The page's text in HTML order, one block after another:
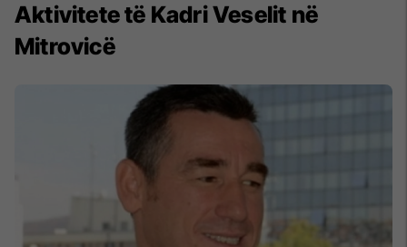
Aktivitete të Kadri Veselit në
Mitrovicë